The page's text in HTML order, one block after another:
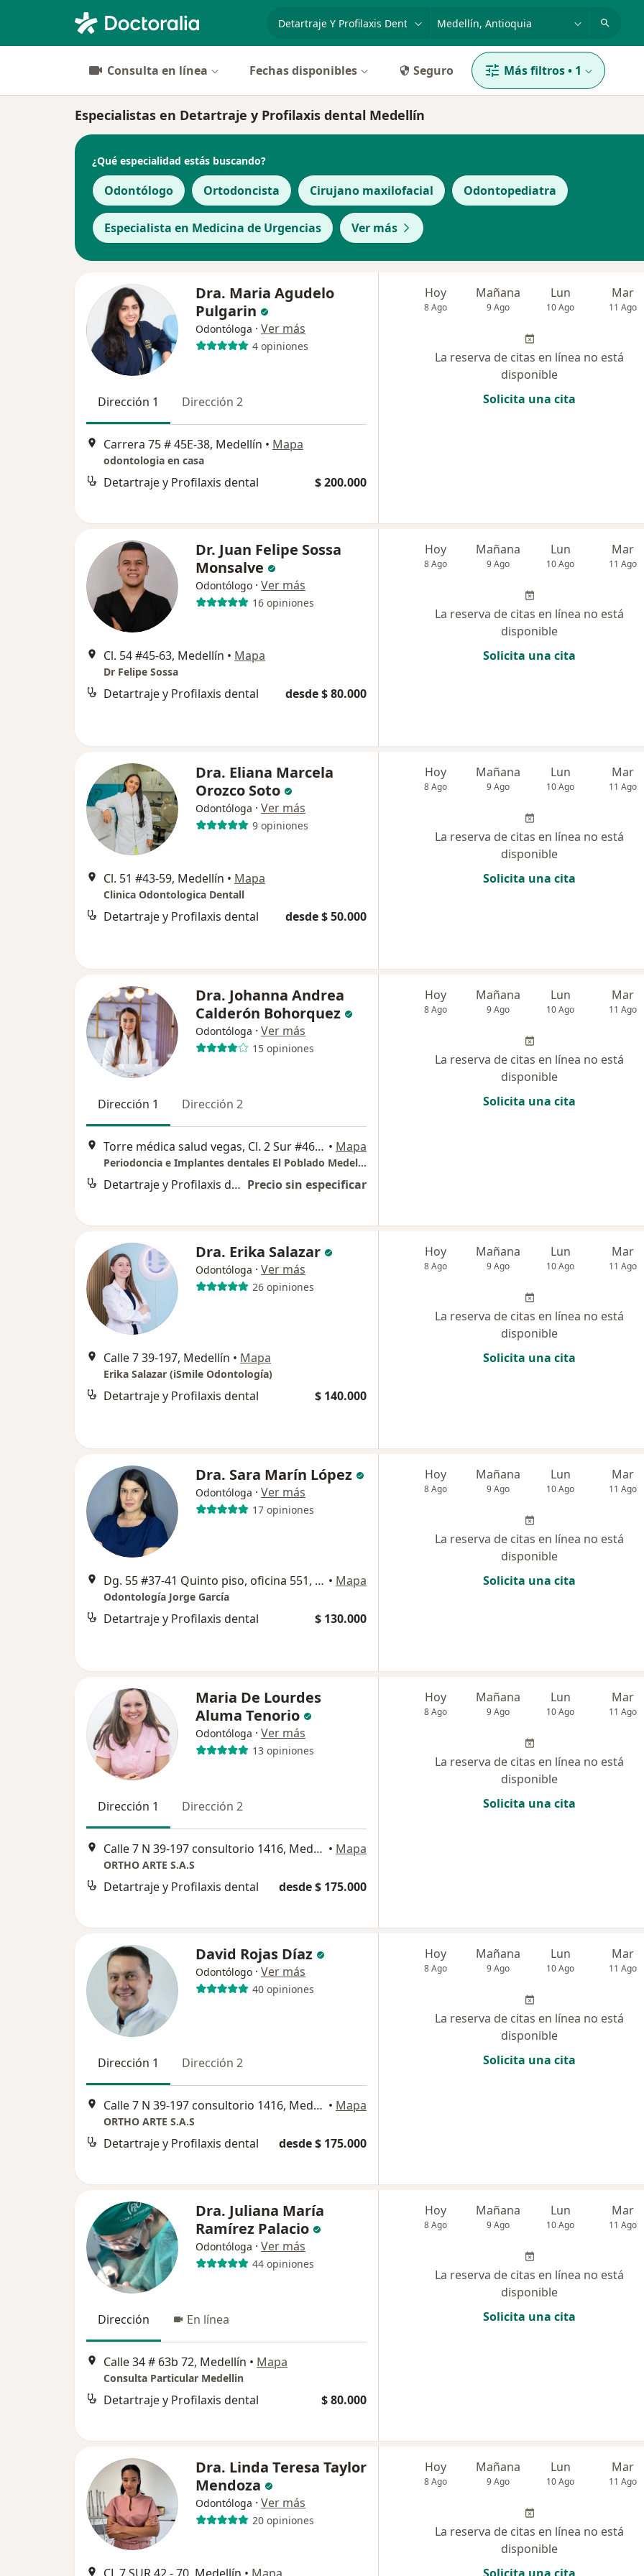
p. ej. Bogotá
Consulta en línea Fechas disponibles Seguro Más filtros• 1
Especialistas en Detartraje y Profilaxis dental Medellín
¿Qué especialidad estás buscando?
Odontólogo Ortodoncista Cirujano maxilofacial Odontopediatra
Especialista en Medicina de Urgencias Ver más
Dra. Maria Agudelo
Pulgarin
Odontóloga · Ver más
4 opiniones
Dirección 1 Dirección 2
Carrera 75 # 45E-38, Medellín • Mapa
odontologia en casa
Detartraje y Profilaxis dental $ 200.000
Hoy
8 Ago
Mañana
9 Ago
Lun
10 Ago
Mar
11 Ago
La reserva de citas en línea no está
disponible
Solicita una cita
Dr. Juan Felipe Sossa
Monsalve
Odontólogo · Ver más
16 opiniones
Cl. 54 #45-63, Medellín • Mapa
Dr Felipe Sossa
Detartraje y Profilaxis dental desde $ 80.000
Hoy
8 Ago
Mañana
9 Ago
Lun
10 Ago
Mar
11 Ago
La reserva de citas en línea no está
disponible
Solicita una cita
Dra. Eliana Marcela
Orozco Soto
Odontóloga · Ver más
9 opiniones
Cl. 51 #43-59, Medellín • Mapa
Clinica Odontologica Dentall
Detartraje y Profilaxis dental desde $ 50.000
Hoy
8 Ago
Mañana
9 Ago
Lun
10 Ago
Mar
11 Ago
La reserva de citas en línea no está
disponible
Solicita una cita
Dra. Johanna Andrea
Calderón Bohorquez
Odontóloga · Ver más
15 opiniones
Dirección 1 Dirección 2
Torre médica salud vegas, Cl. 2 Sur #46-116, El Poblado, Medellín • Mapa
Periodoncia e Implantes dentales El Poblado Medellin Dra Johanna Calderón
Detartraje y Profilaxis dental Precio sin especificar
Hoy
8 Ago
Mañana
9 Ago
Lun
10 Ago
Mar
11 Ago
La reserva de citas en línea no está
disponible
Solicita una cita
Dra. Erika Salazar
Odontóloga · Ver más
26 opiniones
Calle 7 39-197, Medellín • Mapa
Erika Salazar (iSmile Odontología)
Detartraje y Profilaxis dental $ 140.000
Hoy
8 Ago
Mañana
9 Ago
Lun
10 Ago
Mar
11 Ago
La reserva de citas en línea no está
disponible
Solicita una cita
Dra. Sara Marín López
Odontóloga · Ver más
17 opiniones
Dg. 55 #37-41 Quinto piso, oficina 551, Bello • Mapa
Odontología Jorge García
Detartraje y Profilaxis dental $ 130.000
Hoy
8 Ago
Mañana
9 Ago
Lun
10 Ago
Mar
11 Ago
La reserva de citas en línea no está
disponible
Solicita una cita
Maria De Lourdes
Aluma Tenorio
Odontóloga · Ver más
13 opiniones
Dirección 1 Dirección 2
Calle 7 N 39-197 consultorio 1416, Medellín • Mapa
ORTHO ARTE S.A.S
Detartraje y Profilaxis dental desde $ 175.000
Hoy
8 Ago
Mañana
9 Ago
Lun
10 Ago
Mar
11 Ago
La reserva de citas en línea no está
disponible
Solicita una cita
David Rojas Díaz
Odontólogo · Ver más
40 opiniones
Dirección 1 Dirección 2
Calle 7 N 39-197 consultorio 1416, Medellín • Mapa
ORTHO ARTE S.A.S
Detartraje y Profilaxis dental desde $ 175.000
Hoy
8 Ago
Mañana
9 Ago
Lun
10 Ago
Mar
11 Ago
La reserva de citas en línea no está
disponible
Solicita una cita
Dra. Juliana María
Ramírez Palacio
Odontóloga · Ver más
44 opiniones
Dirección En línea
Calle 34 # 63b 72, Medellín • Mapa
Consulta Particular Medellin
Detartraje y Profilaxis dental $ 80.000
Hoy
8 Ago
Mañana
9 Ago
Lun
10 Ago
Mar
11 Ago
La reserva de citas en línea no está
disponible
Solicita una cita
Dra. Linda Teresa Taylor
Mendoza
Odontóloga · Ver más
20 opiniones
Hoy
8 Ago
Mañana
9 Ago
Lun
10 Ago
Mar
11 Ago
La reserva de citas en línea no está
disponible